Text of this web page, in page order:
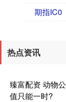
期指IC0
热点资讯
臻富配资 动物
值只能一时?